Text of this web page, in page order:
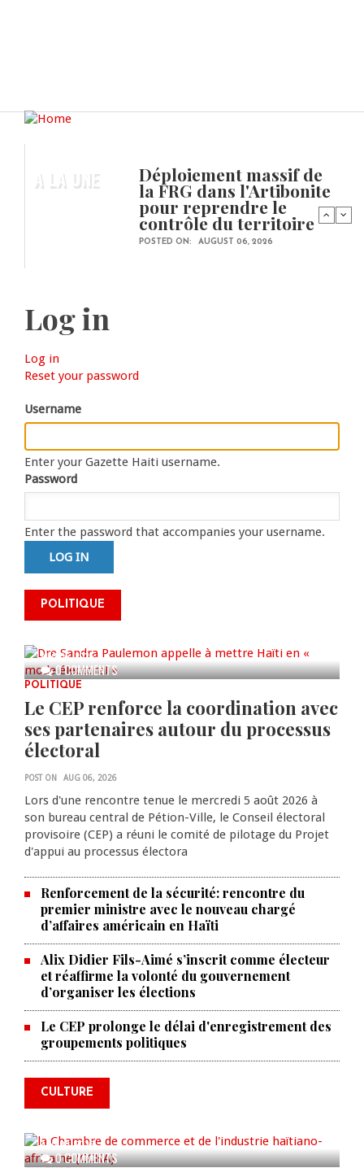
A LA UNE Déploiement massif de
la FRG dans l'Artibonite
pour reprendre le
contrôle du territoire
POSTED ON: AUGUST 06, 2026
Log in
Primary
tabs
Log in
tab)
Reset your password
Username
Enter your Gazette Haiti username.
Password
Enter the password that accompanies your username.
POLITIQUE
0 COMMENTS
Dre Sandra Paulemon appelle à
mettre Haïti en « mode électoral
» à travers une vaste campagne
AUG 06, 2026
POLITIQUE
Le CEP renforce la coordination avec
ses partenaires autour du processus
électoral
POST ON AUG 06, 2026
Lors d'une rencontre tenue le mercredi 5 août 2026 à
son bureau central de Pétion-Ville, le Conseil électoral
provisoire (CEP) a réuni le comité de pilotage du Projet
d'appui au processus électora
Renforcement de la sécurité: rencontre du
premier ministre avec le nouveau chargé
d’affaires américain en Haïti
Alix Didier Fils-Aimé s’inscrit comme électeur
et réaffirme la volonté du gouvernement
d’organiser les élections
Le CEP prolonge le délai d'enregistrement des
groupements politiques
CULTURE
0 COMMENTS
La Chambre de commerce et de
l'industrie haïtiano-africaine
annonce des activités pour
commémorer le 235e
anniversaire de la cérémonie du
AUG 05, 2026